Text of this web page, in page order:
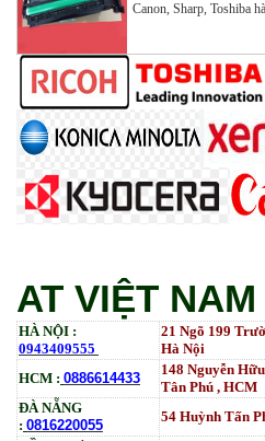
Mực ống Ricoh MP 3554
6055 | IM 2500 | IM 3000
5000 | IM 6000_
Tham Khảo
Mực in HP LaserJet
M611x | M612dn | M612x
MFP M636_W1470A
Tham Khảo
Canon, Sharp, Toshiba
AT VIỆT NAM
HÀ NỘI :
0943409555
21 Ngõ 199
Hà Nội
HCM : 0886614433
148 Nguyễn
Tân Phú , HCM
ĐÀ NẴNG
: 0816220055
54 Huỳnh Tấn